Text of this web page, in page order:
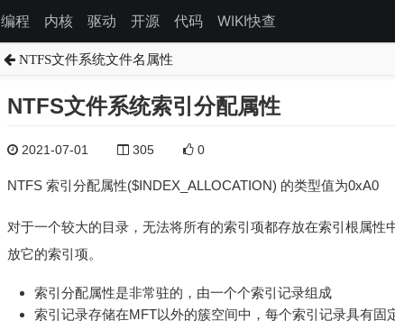
编程 内核 驱动 开源 代码 WIKI快查
NTFS文件系统文件名属性
NTFS文件系统索引分配属性
2021-07-01 305 0
NTFS 索引分配属性($INDEX_ALLOCATION) 的类型值为0xA0
对于一个较大的目录，无法将所有的索引项都存放在索引根属
放它的索引项。
索引分配属性是非常驻的，由一个个索引记录组成
索引记录存储在MFT以外的簇空间中，每个索引记录具有固